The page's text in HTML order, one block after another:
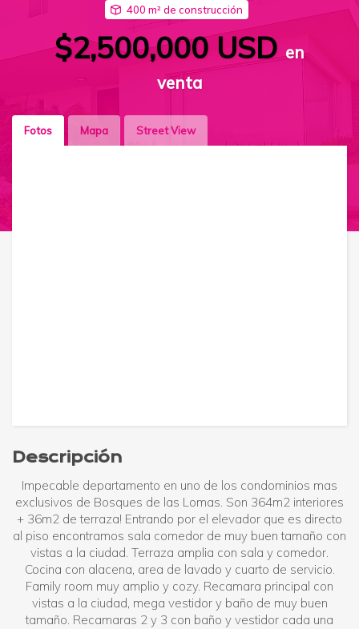
400 m² de construcción
$2,500,000 USD en
venta
Fotos Mapa Street View
Descripción
Impecable departamento en uno de los condominios mas
exclusivos de Bosques de las Lomas. Son 364m2 interiores
+ 36m2 de terraza! Entrando por el elevador que es directo
al piso encontramos sala comedor de muy buen tamaño con
vistas a la ciudad. Terraza amplia con sala y comedor.
Cocina con alacena, area de lavado y cuarto de servicio.
Family room muy amplio y cozy. Recamara principal con
vistas a la ciudad, mega vestidor y baño de muy buen
tamaño. Recamaras 2 y 3 con baño y vestidor cada una